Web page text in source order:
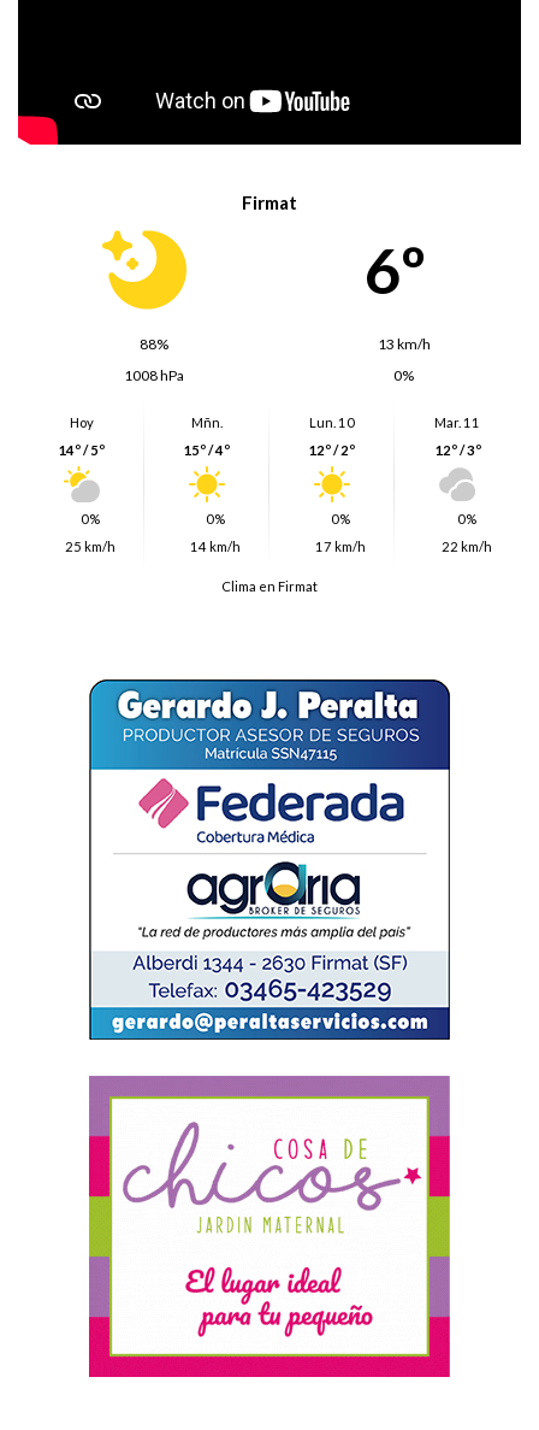
Firmat
6º
88%
13 km/h
1008 hPa
0%
Hoy
14º / 5º
0%
25 km/h
Mñn.
15º / 4º
0%
14 km/h
Lun. 10
12º / 2º
0%
17 km/h
Mar. 11
12º / 3º
0%
22 km/h
Clima en Firmat